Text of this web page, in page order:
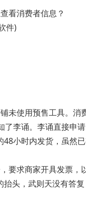
看消费者信息？
件)
未使用预售工具。
李诵。李诵直接申
小时内发货，虽然
要求商家开具发票，
头，武则天没有答